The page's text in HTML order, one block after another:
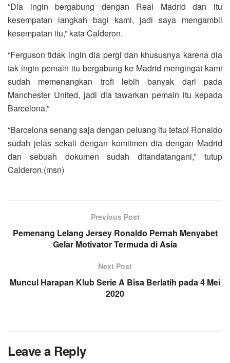
“Dia ingin bergabung dengan Real Madrid dan itu
kesempatan langkah bagi kami, jadi saya mengambil
kesempatan itu,” kata Calderon.
“Ferguson tidak ingin dia pergi dan khususnya karena dia
tak ingin pemain itu bergabung ke Madrid mengingat kami
sudah memenangkan trofi lebih banyak dari pada
Manchester United, jadi dia tawarkan pemain itu kepada
Barcelona.”
“Barcelona senang saja dengan peluang itu tetapi Ronaldo
sudah jelas sekali dengan komitmen dia dengan Madrid
dan sebuah dokumen sudah ditandatangani,” tutup
Calderon.(msn)
Previous Post
Pemenang Lelang Jersey Ronaldo Pernah Menyabet
Gelar Motivator Termuda di Asia
Next Post
Muncul Harapan Klub Serie A Bisa Berlatih pada 4 Mei
2020
Leave a Reply